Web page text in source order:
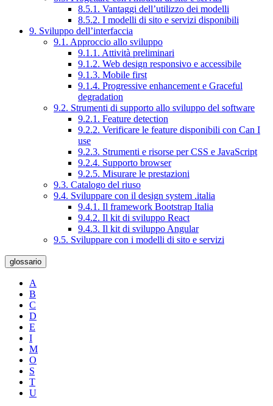
8.5.1. Vantaggi dell’utilizzo dei modelli
8.5.2. I modelli di sito e servizi disponibili
9. Sviluppo dell’interfaccia
9.1. Approccio allo sviluppo
9.1.1. Attività preliminari
9.1.2. Web design responsivo e accessibile
9.1.3. Mobile first
9.1.4. Progressive enhancement e Graceful
degradation
9.2. Strumenti di supporto allo sviluppo del software
9.2.1. Feature detection
9.2.2. Verificare le feature disponibili con Can I
use
9.2.3. Strumenti e risorse per CSS e JavaScript
9.2.4. Supporto browser
9.2.5. Misurare le prestazioni
9.3. Catalogo del riuso
9.4. Sviluppare con il design system .italia
9.4.1. Il framework Bootstrap Italia
9.4.2. Il kit di sviluppo React
9.4.3. Il kit di sviluppo Angular
9.5. Sviluppare con i modelli di sito e servizi
glossario
A
B
C
D
E
I
M
O
S
T
U